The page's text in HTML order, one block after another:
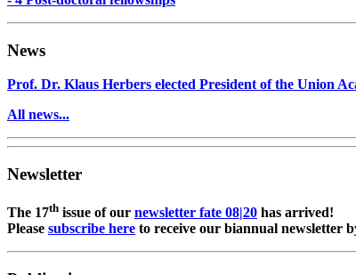
News
Prof. Dr. Klaus Herbers elected President of the Union
All news...
Newsletter
The 17th issue of our newsletter fate 08|20 has arrived!
Please subscribe here to receive our biannual newsletter